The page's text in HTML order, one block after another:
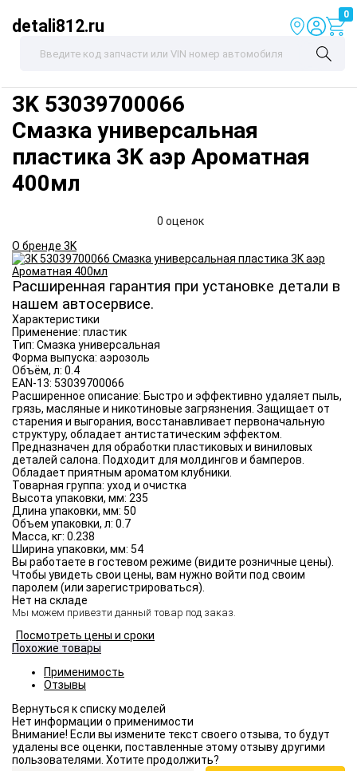
detali812.ru
0
3K 53039700066
Смазка универсальная
пластика 3K аэр Ароматная
400мл
0 оценок
О бренде 3K
Расширенная гарантия при установке детали в
нашем автосервисе.
Характеристики
Применение: пластик
Тип: Смазка универсальная
Форма выпуска: аэрозоль
Объём, л: 0.4
EAN-13: 53039700066
Расширенное описание: Быстро и эффективно удаляет пыль,
грязь, масляные и никотиновые загрязнения. Защищает от
старения и выгорания, восстанавливает первоначальную
структуру, обладает антистатическим эффектом.
Предназначен для обработки пластиковых и виниловых
деталей салона. Подходит для молдингов и бамперов.
Обладает приятным ароматом клубники.
Товарная группа: уход и очистка
Высота упаковки, мм: 235
Длина упаковки, мм: 50
Объем упаковки, л: 0.7
Масса, кг: 0.238
Ширина упаковки, мм: 54
Вы работаете в гостевом режиме (видите розничные цены).
Чтобы увидеть свои цены, вам нужно войти под своим
паролем (или зарегистрироваться).
Нет на складе
Мы можем привезти данный товар под заказ.
Посмотреть цены и сроки
Похожие товары
Применимость
Отзывы
Нет информации о применимости
Внимание! Если вы измените текст своего отзыва, то будут
удалены все оценки, поставленные этому отзыву другими
пользователями. Хотите продолжить?